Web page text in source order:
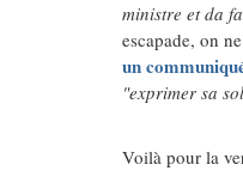
ministre et da
escapade, on
un
"exprimer sa
Voilà pour la